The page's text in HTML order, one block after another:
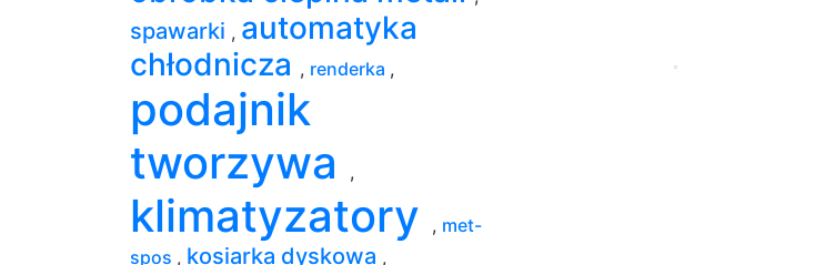
spawarki , automatyka
chłodnicza , renderka ,
podajnik
tworzywa
,
klimatyzatory , met-
spos , kosiarka dyskowa ,